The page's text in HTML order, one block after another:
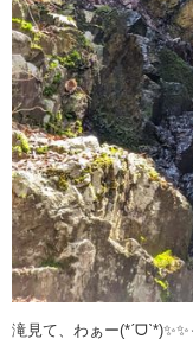
滝見て、わぁー